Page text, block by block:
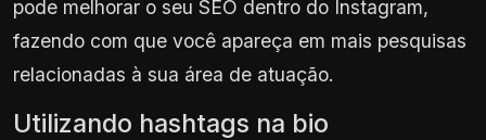
pode melhorar o seu SEO dentro do Instagram,
fazendo com que você apareça em mais pesquisas
relacionadas à sua área de atuação.
Utilizando hashtags na bio